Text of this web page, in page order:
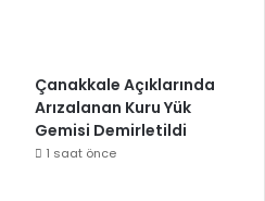
Çanakkale Açıklarında
Arızalanan Kuru Yük
Gemisi Demirletildi
1 saat önce